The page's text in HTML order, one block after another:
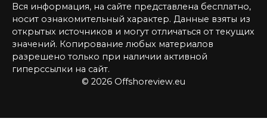
Вся информация, на сайте представлена бесплатно,
носит ознакомительный характер. Данные взяты из
открытых источников и могут отличаться от текущих
значений. Копирование любых материалов
разрешено только при наличии активной
гиперссылки на сайт.
© 2026 Offshoreview.eu